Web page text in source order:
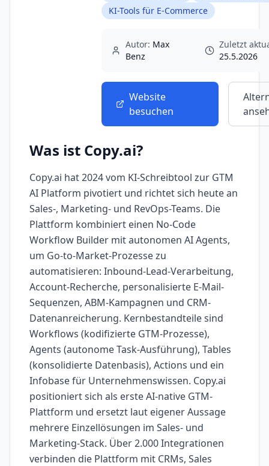
KI-Tools für E-Commerce
Autor: Max
Benz
Zuletzt
25.5.2026
Website
besuchen
Was ist Copy.ai?
Copy.ai hat 2024 vom KI-Schreibtool zur GTM
AI Platform pivotiert und richtet sich heute an
Sales-, Marketing- und RevOps-Teams. Die
Plattform kombiniert einen No-Code
Workflow Builder mit autonomen AI Agents,
um Go-to-Market-Prozesse zu
automatisieren: Inbound-Lead-Verarbeitung,
Account-Recherche, personalisierte E-Mail-
Sequenzen, ABM-Kampagnen und CRM-
Datenanreicherung. Kernbestandteile sind
Workflows (kodifizierte GTM-Prozesse),
Agents (autonome Task-Ausführung), Tables
(konsolidierte Datenbasis), Actions und ein
Infobase für Unternehmenswissen. Copy.ai
positioniert sich als erste AI-native GTM-
Plattform und ersetzt laut eigener Aussage
mehrere Einzellösungen im Sales- und
Marketing-Stack. Über 2.000 Integrationen
verbinden die Plattform mit CRMs, Sales